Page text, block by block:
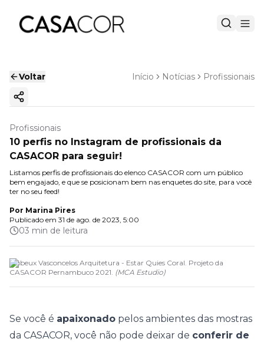
Voltar Início Notícias Profissionais
Copiar link
Profissionais
10 perfis no Instagram de profissionais da
CASACOR para seguir!
Listamos perfis de profissionais do elenco CASACOR com um público
bem engajado, e que se posicionam bem nas enquetes do site, para você
ter no seu feed!
Por Marina Pires
Publicado em 31 de ago. de 2023, 5:00
03 min de leitura
Dubeux Vasconcelos Arquitetura - Estar Quies Coral. Projeto da
CASACOR Pernambuco 2021. (MCA Estudio)
Se você é apaixonado pelos ambientes das mostras
da CASACOR, você não pode deixar de conferir de